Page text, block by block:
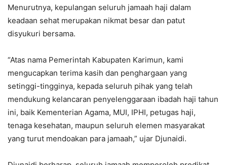
Menurutnya, kepulangan seluruh jamaah haji dalam
keadaan sehat merupakan nikmat besar dan patut
disyukuri bersama.
“Atas nama Pemerintah Kabupaten Karimun, kami
mengucapkan terima kasih dan penghargaan yang
setinggi-tingginya, kepada seluruh pihak yang telah
mendukung kelancaran penyelenggaraan ibadah haji tahun
ini, baik Kementerian Agama, MUI, IPHI, petugas haji,
tenaga kesehatan, maupun seluruh elemen masyarakat
yang turut mendoakan para jamaah,” ujar Djunaidi.